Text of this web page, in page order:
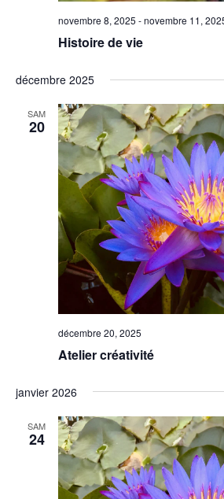
novembre 8, 2025 -novembre 11,
Histoire de vie
décembre 2025
SAM
20
décembre 20, 2025
Atelier créativité
janvier 2026
SAM
24